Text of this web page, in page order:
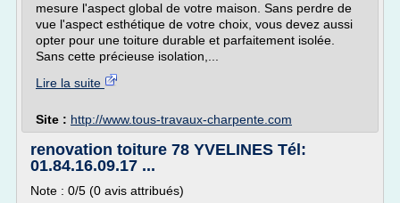
mesure l'aspect global de votre maison. Sans perdre de
vue l'aspect esthétique de votre choix, vous devez aussi
opter pour une toiture durable et parfaitement isolée.
Sans cette précieuse isolation,...
Lire la suite
Site : http://www.tous-travaux-charpente.com
renovation toiture 78 YVELINES Tél:
01.84.16.09.17 ...
Note : 0/5 (0 avis attribués)